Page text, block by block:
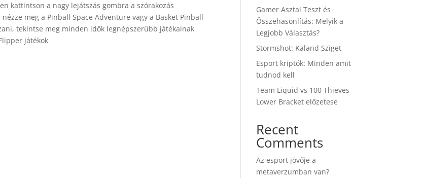
kattintson a nagy lejátszás gombra a szórakozás
meg a Pinball Space Adventure vagy a Basket Pinball
tekintse meg minden idők legnépszerűbb játékainak
játékok
Gamer Asztal Teszt és
Összehasonlítás: Melyik a
Legjobb Választás?
Stormshot: Kaland Sziget
Esport kriptók: Minden amit
tudnod kell
Team Liquid vs 100 Thieves
Lower Bracket előzetese
Recent
Comments
Az esport jövője a
metaverzumban van?